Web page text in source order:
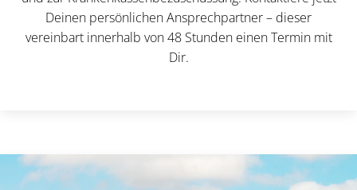
Deinen persönlichen Ansprechpartner – dieser
vereinbart innerhalb von 48 Stunden einen Termin mit
Dir.